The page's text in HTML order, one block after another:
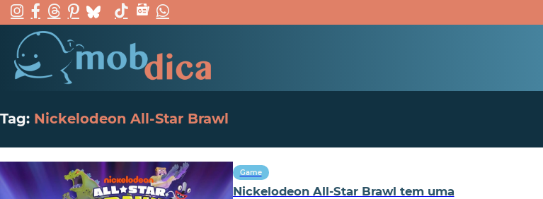
Tag: Nickelodeon All-Star Brawl
Game
Nickelodeon All-Star Brawl tem uma